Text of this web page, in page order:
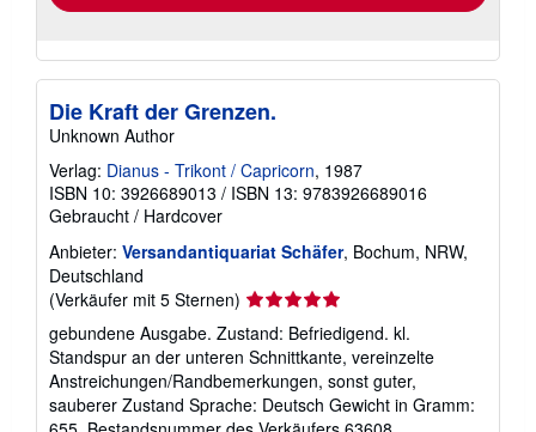
Die Kraft der Grenzen.
Unknown Author
Verlag: Dianus - Trikont / Capricorn, 1987
ISBN 10: 3926689013 / ISBN 13: 9783926689016
Gebraucht / Hardcover
Anbieter: Versandantiquariat Schäfer, Bochum, NRW,
Deutschland
(Verkäufer mit 5 Sternen) Verkäuferbewertung
5
von
5
Sternen
gebundene Ausgabe. Zustand: Befriedigend. kl.
Standspur an der unteren Schnittkante, vereinzelte
Anstreichungen/Randbemerkungen, sonst guter,
sauberer Zustand Sprache: Deutsch Gewicht in Gramm: